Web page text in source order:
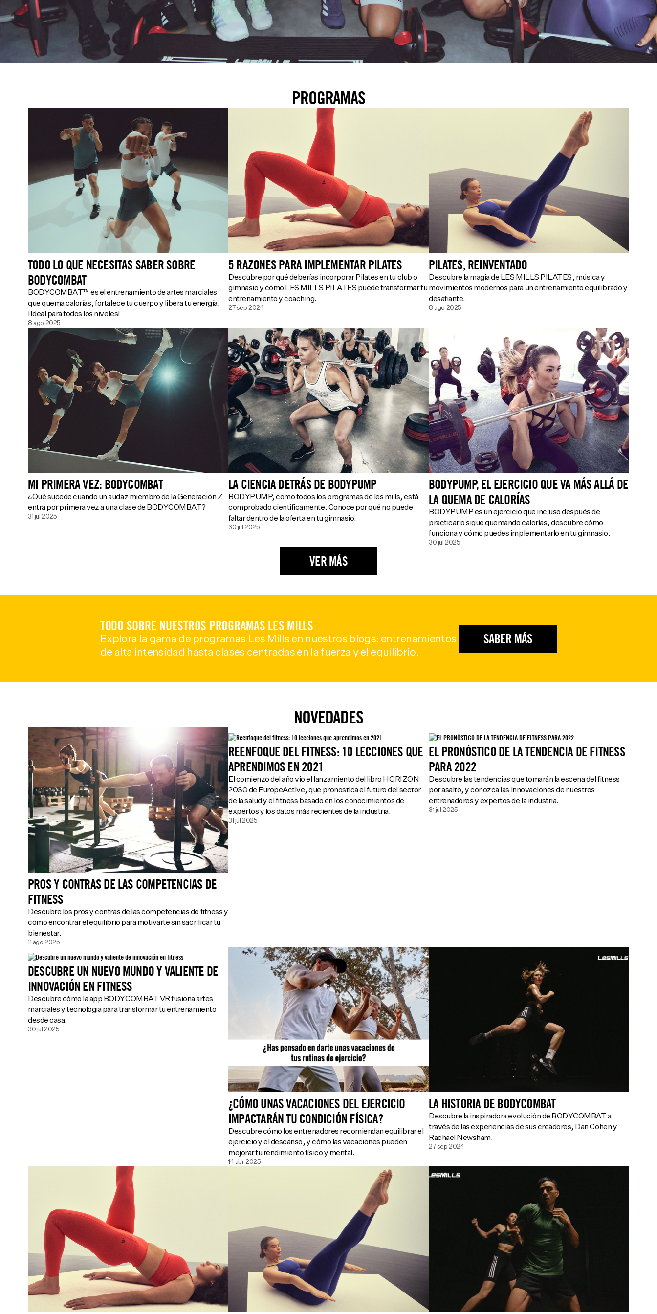
PROGRAMAS
TODO LO QUE NECESITAS SABER SOBRE
BODYCOMBAT
BODYCOMBAT™ es el entrenamiento de artes marciales
que quema calorías, fortalece tu cuerpo y libera tu energía.
¡Ideal para todos los niveles!
8 ago 2025
5 RAZONES PARA IMPLEMENTAR PILATES
Descubre por qué deberías incorporar Pilates en tu club o
gimnasio y cómo LES MILLS PILATES puede transformar tu
entrenamiento y coaching.
27 sep 2024
PILATES, REINVENTADO
Descubre la magia de LES MILLS PILATES, música y
movimientos modernos para un entrenamiento equilibrado y
desafiante.
8 ago 2025
MI PRIMERA VEZ: BODYCOMBAT
¿Qué sucede cuando un audaz miembro de la Generación Z
entra por primera vez a una clase de BODYCOMBAT?
31 jul 2025
LA CIENCIA DETRÁS DE BODYPUMP
BODYPUMP, como todos los programas de les mills, está
comprobado cientificamente. Conoce por qué no puede
faltar dentro de la oferta en tu gimnasio.
30 jul 2025
BODYPUMP, EL EJERCICIO QUE VA MÁS ALLÁ DE
LA QUEMA DE CALORÍAS
BODYPUMP es un ejercicio que incluso después de
practicarlo sigue quemando calorías, descubre cómo
funciona y cómo puedes implementarlo en tu gimnasio.
30 jul 2025
VER MÁS
TODO SOBRE NUESTROS PROGRAMAS LES MILLS
Explora la gama de programas Les Mills en nuestros blogs: entrenamientos
de alta intensidad hasta clases centradas en la fuerza y el equilibrio.
SABER MÁS
NOVEDADES
PROS Y CONTRAS DE LAS COMPETENCIAS DE
FITNESS
Descubre los pros y contras de las competencias de fitness y
cómo encontrar el equilibrio para motivarte sin sacrificar tu
bienestar.
11 ago 2025
REENFOQUE DEL FITNESS: 10 LECCIONES QUE
APRENDIMOS EN 2021
El comienzo del año vio el lanzamiento del libro HORIZON
2030 de EuropeActive, que pronostica el futuro del sector
de la salud y el fitness basado en los conocimientos de
expertos y los datos más recientes de la industria.
31 jul 2025
EL PRONÓSTICO DE LA TENDENCIA DE FITNESS
PARA 2022
Descubre las tendencias que tomarán la escena del fitness
por asalto, y conozca las innovaciones de nuestros
entrenadores y expertos de la industria.
31 jul 2025
DESCUBRE UN NUEVO MUNDO Y VALIENTE DE
INNOVACIÓN EN FITNESS
Descubre cómo la app BODYCOMBAT VR fusiona artes
marciales y tecnología para transformar tu entrenamiento
desde casa.
30 jul 2025
¿CÓMO UNAS VACACIONES DEL EJERCICIO
IMPACTARÁN TU CONDICIÓN FÍSICA?
Descubre cómo los entrenadores recomiendan equilibrar el
ejercicio y el descanso, y cómo las vacaciones pueden
mejorar tu rendimiento físico y mental.
14 abr 2025
LA HISTORIA DE BODYCOMBAT
Descubre la inspiradora evolución de BODYCOMBAT a
través de las experiencias de sus creadores, Dan Cohen y
Rachael Newsham.
27 sep 2024